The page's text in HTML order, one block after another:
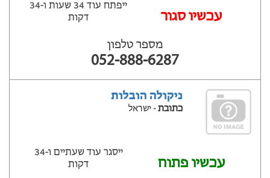
עכשיו סגור
ייפתח עוד 34 שעות ‫ו-34
דקות
מספר טלפון
052-888-6287
ניקולה הובלות
כתובת- ישראל
עכשיו פתוח
ייסגר עוד שעתיים ‫ו-34
דקות